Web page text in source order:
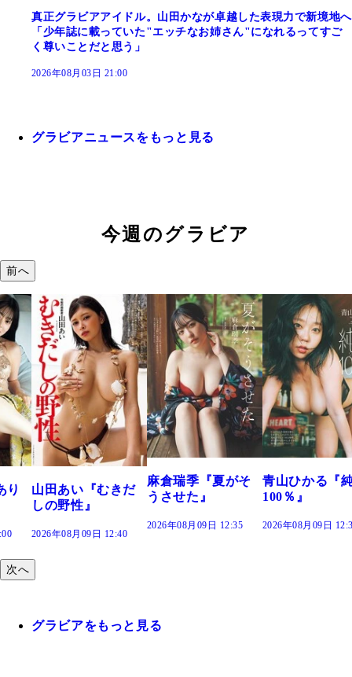
真正グラビアアイドル。山田かなが卓越した表現力で新境地へ
「少年誌に載っていた"エッチなお姉さん"になれるってすご
く尊いことだと思う」
2026年08月03日 21:00
グラビアニュースをもっと見る
今週のグラビア
前へ
だ
麻倉瑞季『夏がそ
うさせた』
青山ひかる『純度
100％』
2026年08月09日 12:30
溝端 葵『もう
つの、あおい
で。』
2026年08月09日
次へ
グラビアをもっと見る